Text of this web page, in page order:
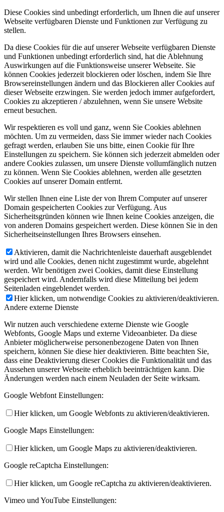
Diese Cookies sind unbedingt erforderlich, um Ihnen die auf unserer
Webseite verfügbaren Dienste und Funktionen zur Verfügung zu
stellen.
Da diese Cookies für die auf unserer Webseite verfügbaren Dienste
und Funktionen unbedingt erforderlich sind, hat die Ablehnung
Auswirkungen auf die Funktionsweise unserer Webseite. Sie
können Cookies jederzeit blockieren oder löschen, indem Sie Ihre
Browsereinstellungen ändern und das Blockieren aller Cookies auf
dieser Webseite erzwingen. Sie werden jedoch immer aufgefordert,
Cookies zu akzeptieren / abzulehnen, wenn Sie unsere Website
erneut besuchen.
Wir respektieren es voll und ganz, wenn Sie Cookies ablehnen
möchten. Um zu vermeiden, dass Sie immer wieder nach Cookies
gefragt werden, erlauben Sie uns bitte, einen Cookie für Ihre
Einstellungen zu speichern. Sie können sich jederzeit abmelden oder
andere Cookies zulassen, um unsere Dienste vollumfänglich nutzen
zu können. Wenn Sie Cookies ablehnen, werden alle gesetzten
Cookies auf unserer Domain entfernt.
Wir stellen Ihnen eine Liste der von Ihrem Computer auf unserer
Domain gespeicherten Cookies zur Verfügung. Aus
Sicherheitsgründen können wie Ihnen keine Cookies anzeigen, die
von anderen Domains gespeichert werden. Diese können Sie in den
Sicherheitseinstellungen Ihres Browsers einsehen.
Aktivieren, damit die Nachrichtenleiste dauerhaft ausgeblendet
wird und alle Cookies, denen nicht zugestimmt wurde, abgelehnt
werden. Wir benötigen zwei Cookies, damit diese Einstellung
gespeichert wird. Andernfalls wird diese Mitteilung bei jedem
Seitenladen eingeblendet werden.
Hier klicken, um notwendige Cookies zu aktivieren/deaktivieren.
Andere externe Dienste
Wir nutzen auch verschiedene externe Dienste wie Google
Webfonts, Google Maps und externe Videoanbieter. Da diese
Anbieter möglicherweise personenbezogene Daten von Ihnen
speichern, können Sie diese hier deaktivieren. Bitte beachten Sie,
dass eine Deaktivierung dieser Cookies die Funktionalität und das
Aussehen unserer Webseite erheblich beeinträchtigen kann. Die
Änderungen werden nach einem Neuladen der Seite wirksam.
Google Webfont Einstellungen:
Hier klicken, um Google Webfonts zu aktivieren/deaktivieren.
Google Maps Einstellungen:
Hier klicken, um Google Maps zu aktivieren/deaktivieren.
Google reCaptcha Einstellungen:
Hier klicken, um Google reCaptcha zu aktivieren/deaktivieren.
Vimeo und YouTube Einstellungen: